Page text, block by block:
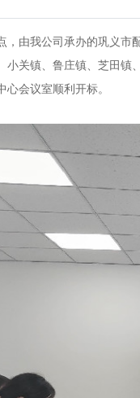
，由我公司承办的巩义市
小关镇、鲁庄镇、芝田镇
会议室顺利开标。